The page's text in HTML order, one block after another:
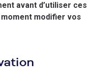
avant d’utiliser ces
modifier vos